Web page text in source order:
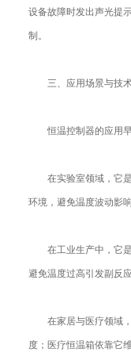
设备故障时发出声光提
制。
三、应用场景与技术
恒温控制器的应用早
在实验室领域，它是
环境，避免温度波动影
在工业生产中，它是
避免温度过高引发副反
在家居与医疗领域，
度；医疗恒温箱依靠它